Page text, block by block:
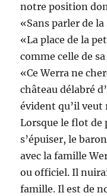
notre position
«Sans parler de
«La place de la
comme celle de
«Ce Werra ne
château délabré
évident qu’il
Lorsque le flot de
s’épuiser, le
avec la famille
ou officiel. Il
famille. Il est de